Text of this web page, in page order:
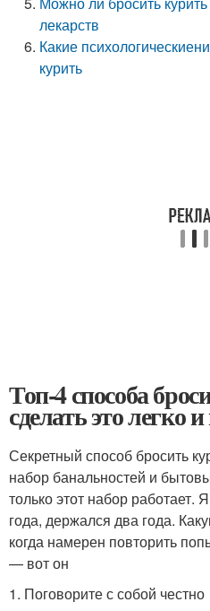
лекарств
Какие
курить
Топ-4 способа
сделать это легко
Секретный способ бросить
набор банальностей и
только этот набор
года, держался два года.
когда намерен повторить
— вот он
1. Поговорите с собой честно